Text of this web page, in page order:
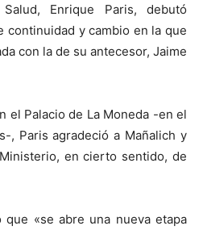
Enrique Paris, debutó
continuidad y cambio en la que
con la de su antecesor, Jaime
el Palacio de La Moneda -en el
, Paris agradeció a Mañalich y
en cierto sentido, de
«se abre una nueva etapa